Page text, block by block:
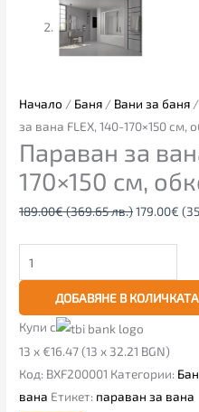
Начало / Баня / Вани за баня /
за вана FLEX, 140-170×150 см,
Параван за
170×150 см,
189.00€(369.65 лв.)179.00€
ДОБАВЯНЕ В КОЛИЧКАТА
Купи с
13 x €16.47 (13 x 32.21 BGN)
Код: BXF200001 Категории:
вана Етикет: параван за вана